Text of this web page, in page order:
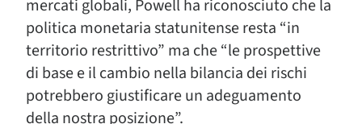
mercati globali, Powell ha riconosciuto che la
politica monetaria statunitense resta “in
territorio restrittivo” ma che “le prospettive
di base e il cambio nella bilancia dei rischi
potrebbero giustificare un adeguamento
della nostra posizione”.